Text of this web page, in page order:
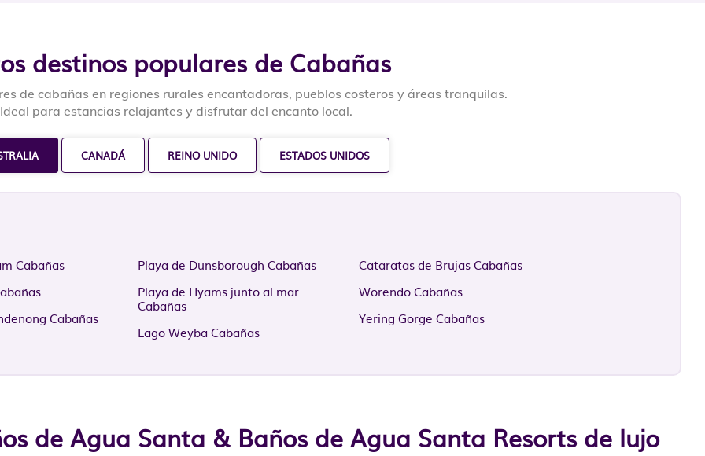
destinos populares de Cabañas
de cabañas en regiones rurales encantadoras, pueblos costeros y áreas tranquilas.
Ideal para estancias relajantes y disfrutar del encanto local.
CANADÁ REINO UNIDO ESTADOS UNIDOS
Cabañas
Cabañas
Playa de Dunsborough Cabañas
Playa de Hyams junto al mar
Cabañas
Lago Weyba Cabañas
Cataratas de Brujas Cabañas
Worendo Cabañas
Yering Gorge Cabañas
de Agua Santa & Baños de Agua Santa Resorts de lujo